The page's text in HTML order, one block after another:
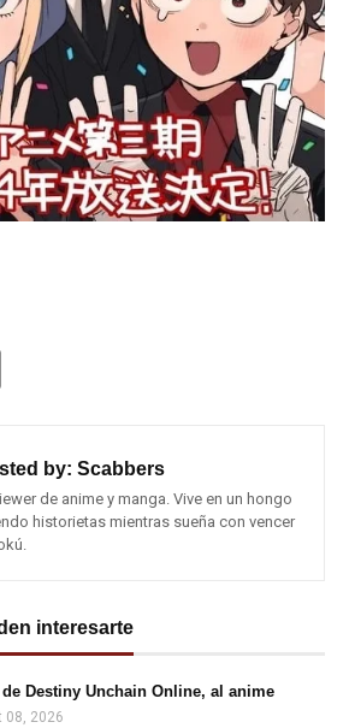
by: Scabbers
de anime y manga. Vive en un hongo
historietas mientras sueña con vencer
interesarte
de Destiny Unchain Online, al anime
08, 2026